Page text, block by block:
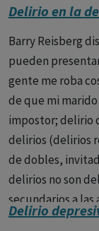
delirantes
1. Sin evolución
-Psicosis
pasionales
de Sérieux y
Kretschmer.
-Psicosis
abundancia de
motivo llamada
delirio
Delirio en la
Barry Reisberg
pueden
gente me roba
de que mi
impostor; delirio
delirios (delirios
de dobles,
delirios no son
secundarios a las
fisonomías).
Delirio